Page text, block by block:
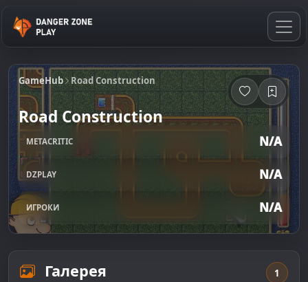
GameHub Road Construction
Road Construction
METACRITIC N/A
DZPLAY N/A
ИГРОКИ N/A
Галерея 1